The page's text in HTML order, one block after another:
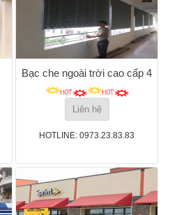
Bạc che ngoài trời cao cấp 4
Liên hệ
HOTLINE: 0973.23.83.83